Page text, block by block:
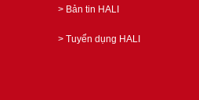
> Bản tin HALI
> Tuyển dụng HALI